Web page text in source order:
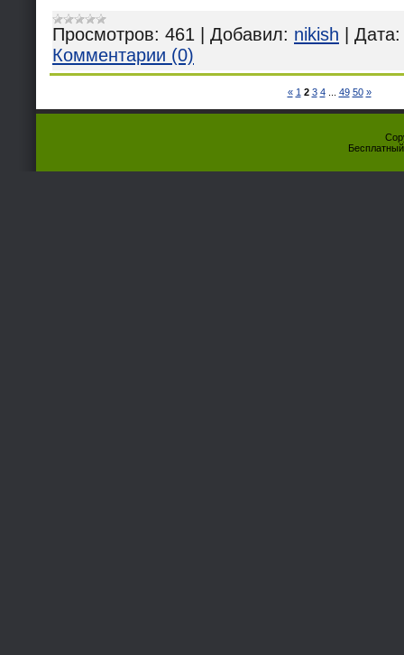
Просмотров: 461 | Добавил: nikish | Дата:
Комментарии (0)
« 1 2 3 4 49 50 »